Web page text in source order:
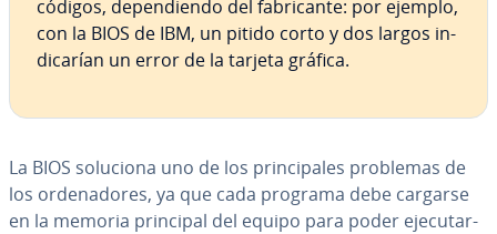
códigos, de­pe­n­die­n­do del fa­bri­ca­n­te: por ejemplo,
con la BIOS de IBM, un pitido corto y dos largos in­
di­ca­rían un error de la tarjeta gráfica.
La BIOS soluciona uno de los pri­n­ci­pa­les problemas de
los or­de­na­do­res, ya que cada programa debe cargarse
en la memoria principal del equipo para poder eje­cu­tar­